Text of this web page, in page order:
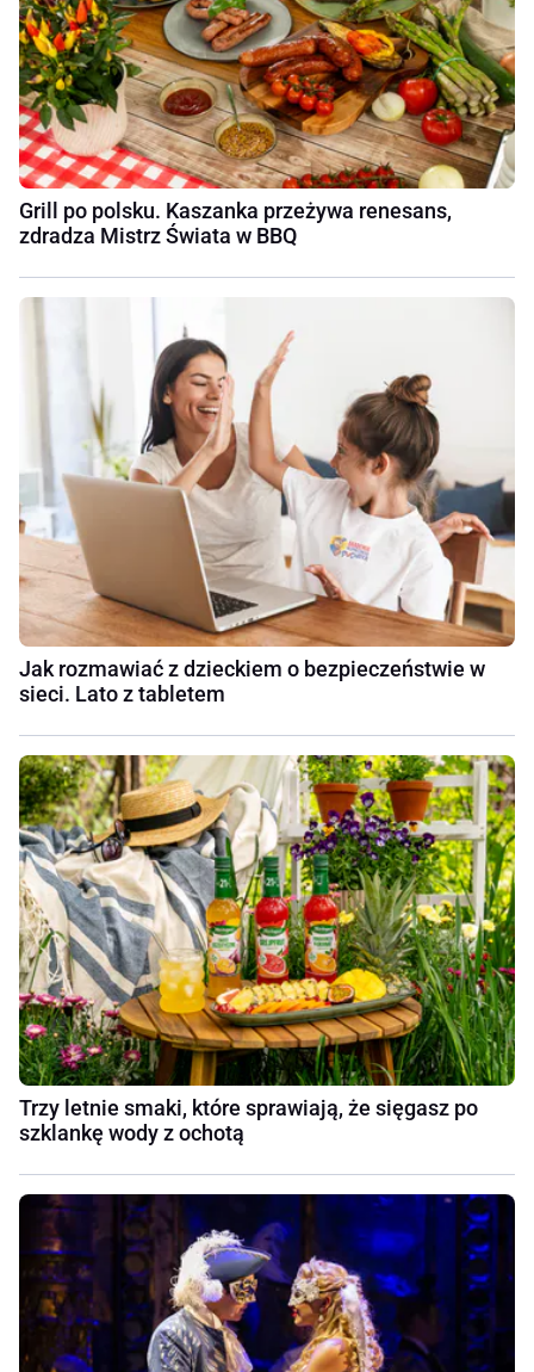
Grill po polsku. Kaszanka przeżywa renesans,
zdradza Mistrz Świata w BBQ
Jak rozmawiać z dzieckiem o bezpieczeństwie w
sieci. Lato z tabletem
Trzy letnie smaki, które sprawiają, że sięgasz po
szklankę wody z ochotą